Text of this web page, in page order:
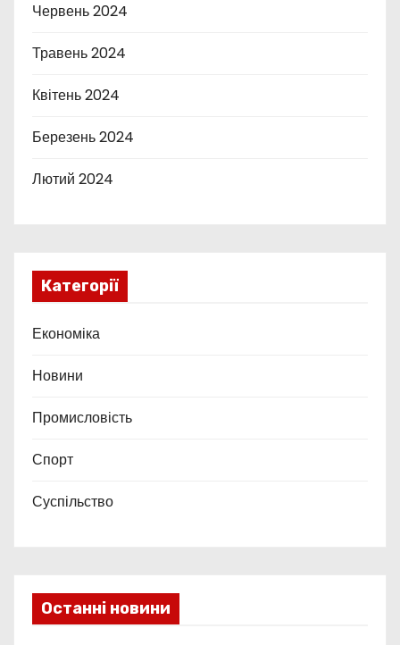
Червень 2024
Травень 2024
Квітень 2024
Березень 2024
Лютий 2024
Категорії
Економіка
Новини
Промисловість
Спорт
Суспільство
Останні новини